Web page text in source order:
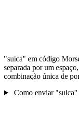
"suica" em código
separada por um
combinação única de
Como enviar